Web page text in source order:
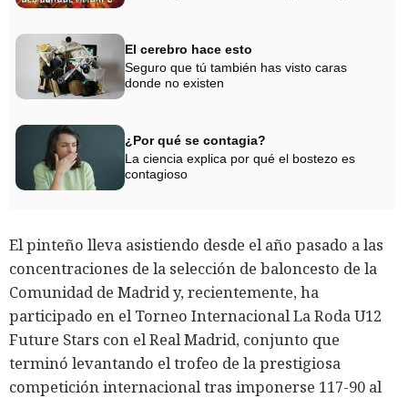
El cerebro hace esto
Seguro que tú también has visto caras
donde no existen
¿Por qué se contagia?
La ciencia explica por qué el bostezo es
contagioso
El pinteño lleva asistiendo desde el año pasado a las
concentraciones de la selección de baloncesto de la
Comunidad de Madrid y, recientemente, ha
participado en el Torneo Internacional La Roda U12
Future Stars con el Real Madrid, conjunto que
terminó levantando el trofeo de la prestigiosa
competición internacional tras imponerse 117-90 al